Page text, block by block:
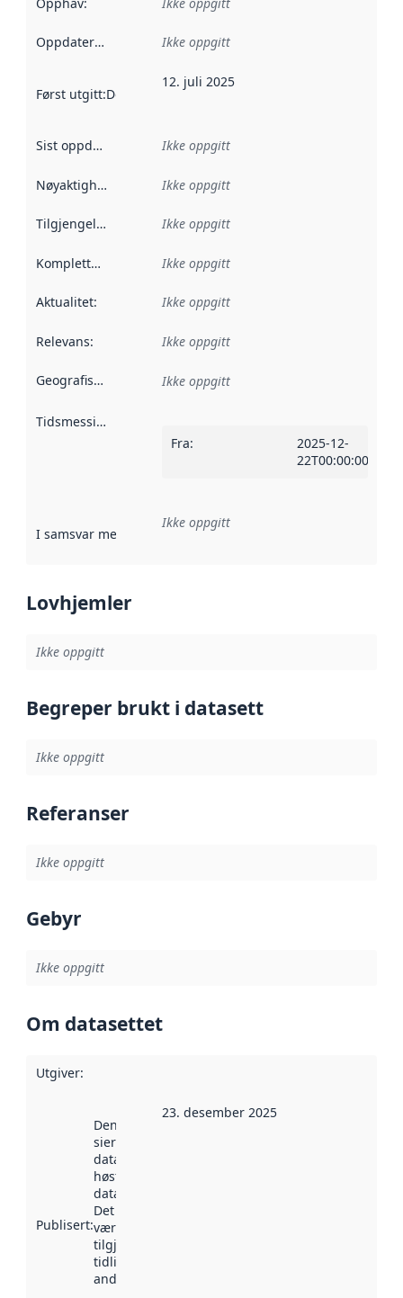
Oppdateringsfrekvens :
Ikke oppgitt
Først utgitt:Denne datoen sier når dataene i dette
12. juli 2025
Sist oppdatert Ikke oppgitt
Nøyaktighet Ikke oppgitt
Tilgjengelighet Ikke oppgitt
Kompletthet Ikke oppgitt
Aktualitet: Ikke oppgitt
Relevans: Ikke oppgitt
Geografisk avgrensning :
Ikke oppgitt
Tidsmessig avgrensning
Fra:
2025-12-
22T00:00:00Z
I samsvar med Referanse til en implementasjonsregel
Ikke oppgitt
Lovhjemler
Ikke oppgitt
Begreper brukt i datasett
Ikke oppgitt
Referanser
Ikke oppgitt
Gebyr
Ikke oppgitt
Om datasettet
Utgiver:
Publisert:
Denne datoen
sier når
datasettet ble
høstet av
data.norge.no.
Det kan ha
vært
tilgjengelig
tidligere
andre steder.
23. desember 2025